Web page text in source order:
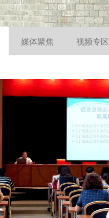
媒体聚焦 视频专区